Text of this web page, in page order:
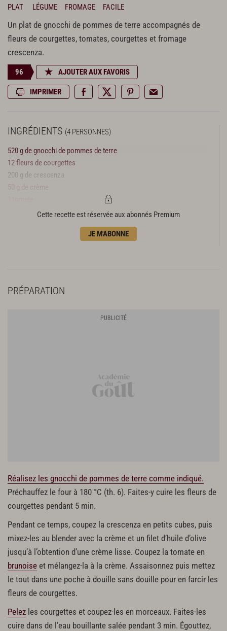
PLAT
LÉGUME FROMAGE FACILE
Un plat de gnocchi de pommes de terre accompagnés de
fleurs de courgettes, tomates, courgettes et fromage
crescenza.
96 AJOUTER AUX FAVORIS
IMPRIMER
INGRÉDIENTS (4 PERSONNES)
520 g de gnocchi de pommes de terre
12 fleurs de courgettes
200 g de crescenza
50 g de crème
2 courgettes
poivre
Cette recette est réservée aux abonnés Premium
JE M'ABONNE
PRÉPARATION
Réalisez les gnocchi de pommes de terre comme indiqué.
Préchauffez le four à 180 °C (th. 6). Faites-y cuire les fleurs de
courgettes pendant 5 min.
Pendant ce temps, coupez la crescenza en petits cubes, puis
mixez-les au blender avec la crème et un filet d’huile d’olive
jusqu’à l’obtention d’une crème lisse. Coupez la tomate en
brunoise et mélangez-la à la crème. Assaisonnez puis mettez
le tout dans une poche à douille sans douille pour en farcir les
fleurs de courgettes.
Pelez les courgettes et coupez-les en morceaux. Faites-les
cuire dans de l’eau bouillante salée pendant 3 min. Égouttez,